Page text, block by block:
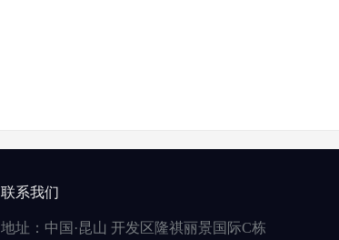
联系我们
地址：中国·昆山 开发区隆祺丽景国际C栋